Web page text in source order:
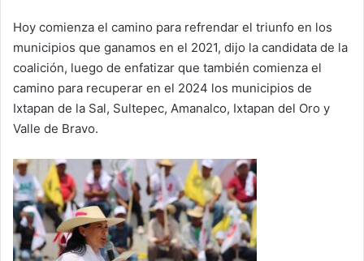
Hoy comienza el camino para refrendar el triunfo en los
municipios que ganamos en el 2021, dijo la candidata de la
coalición, luego de enfatizar que también comienza el
camino para recuperar en el 2024 los municipios de
Ixtapan de la Sal, Sultepec, Amanalco, Ixtapan del Oro y
Valle de Bravo.